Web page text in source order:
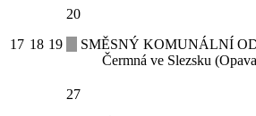
17 18 19
20
SMĚSNÝ KOMUNÁLNÍ
Čermná ve Slezsku
27